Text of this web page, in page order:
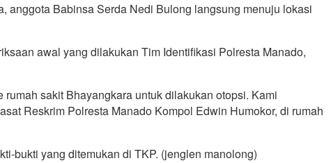
anggota Babinsa Serda Nedi Bulong langsung menuju lokasi
awal yang dilakukan Tim Identifikasi Polresta Manado,
sakit Bhayangkara untuk dilakukan otopsi. Kami
Reskrim Polresta Manado Kompol Edwin Humokor, di rumah
bukti yang ditemukan di TKP. (jenglen manolong)